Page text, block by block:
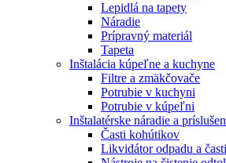
Lepidlá na tapety
Náradie
Prípravný materiál
Tapeta
Inštalácia kúpeľne a kuchyne
Filtre a zmäkčovače
Potrubie v kuchyni
Potrubie v kúpeľni
Inštalatérske náradie a
Časti kohútikov
Likvidátor odpadu a časti